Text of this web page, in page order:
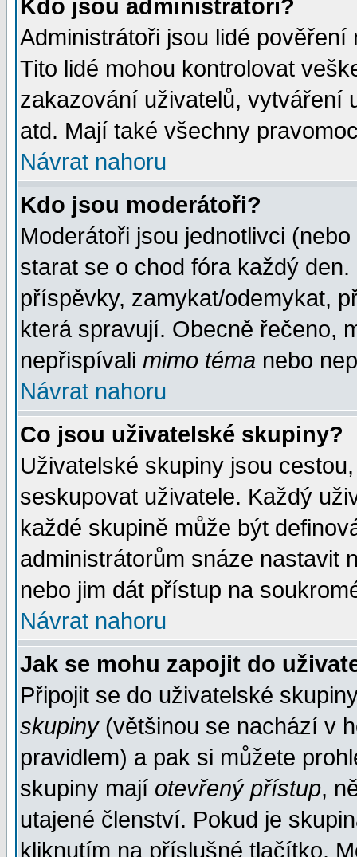
Kdo jsou administrátoři?
Administrátoři jsou lidé
Tito lidé mohou kontrolovat
zakazování uživatelů, vytváření
atd. Mají také všechny
Návrat nahoru
Kdo jsou moderátoři?
Moderátoři jsou jednotlivci
starat se o chod fóra každý
příspěvky, zamykat/odemykat,
která spravují. Obecně řečeno,
nepřispívali mimo téma nebo
Návrat nahoru
Co jsou uživatelské skupiny?
Uživatelské skupiny jsou
seskupovat uživatele. Každý
každé skupině může být
administrátorům snáze nastavit
nebo jim dát přístup na
Návrat nahoru
Jak se mohu zapojit do
Připojit se do uživatelské
skupiny(většinou se nachází v
pravidlem) a pak si můžete
skupiny mají otevřený přístup,
utajené členství. Pokud je
kliknutím na příslušné tlačítko.